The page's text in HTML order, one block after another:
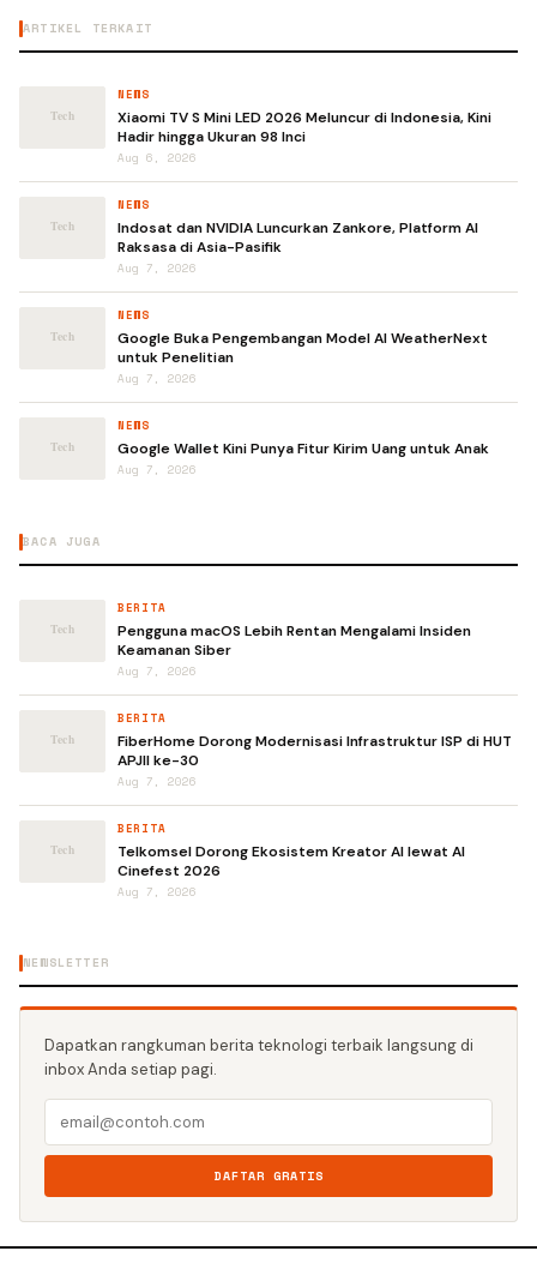
ARTIKEL TERKAIT
NEWS
Xiaomi TV S Mini LED 2026 Meluncur di Indonesia, Kini
Hadir hingga Ukuran 98 Inci
Aug 6, 2026
NEWS
Indosat dan NVIDIA Luncurkan Zankore, Platform AI
Raksasa di Asia-Pasifik
Aug 7, 2026
NEWS
Google Buka Pengembangan Model AI WeatherNext
untuk Penelitian
Aug 7, 2026
NEWS
Google Wallet Kini Punya Fitur Kirim Uang untuk Anak
Aug 7, 2026
BACA JUGA
BERITA
Pengguna macOS Lebih Rentan Mengalami Insiden
Keamanan Siber
Aug 7, 2026
BERITA
FiberHome Dorong Modernisasi Infrastruktur ISP di HUT
APJII ke-30
Aug 7, 2026
BERITA
Telkomsel Dorong Ekosistem Kreator AI lewat AI
Cinefest 2026
Aug 7, 2026
NEWSLETTER
Dapatkan rangkuman berita teknologi terbaik langsung di
inbox Anda setiap pagi.
DAFTAR GRATIS